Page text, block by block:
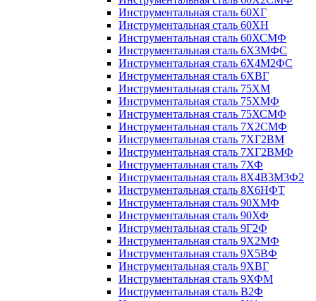
Инструментальная сталь 60ХГ
Инструментальная сталь 60ХН
Инструментальная сталь 60ХСМФ
Инструментальная сталь 6Х3МФС
Инструментальная сталь 6Х4М2ФС
Инструментальная сталь 6ХВГ
Инструментальная сталь 75ХМ
Инструментальная сталь 75ХМФ
Инструментальная сталь 75ХСМФ
Инструментальная сталь 7Х2СМФ
Инструментальная сталь 7ХГ2ВМ
Инструментальная сталь 7ХГ2ВМФ
Инструментальная сталь 7ХФ
Инструментальная сталь 8Х4В3М3Ф2
Инструментальная сталь 8Х6НФТ
Инструментальная сталь 90ХМФ
Инструментальная сталь 90ХФ
Инструментальная сталь 9Г2Ф
Инструментальная сталь 9Х2МФ
Инструментальная сталь 9Х5ВФ
Инструментальная сталь 9ХВГ
Инструментальная сталь 9ХФМ
Инструментальная сталь В2Ф